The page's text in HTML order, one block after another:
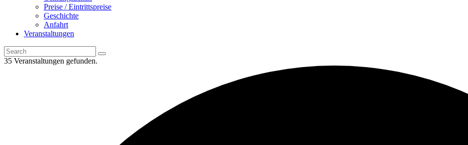
Preise / Eintrittspreise
Geschichte
Anfahrt
Veranstaltungen
35 Veranstaltungen gefunden.